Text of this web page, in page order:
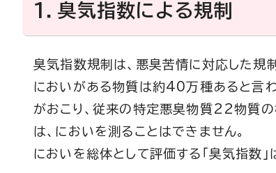
1．臭気指数による規制
臭気指数規制は、悪臭苦情に対応した規
においがある物質は約40万種あると言わ
がおこり、従来の特定悪臭物質22物質
は、においを測ることはできません。
においを総体として評価する「臭気指数